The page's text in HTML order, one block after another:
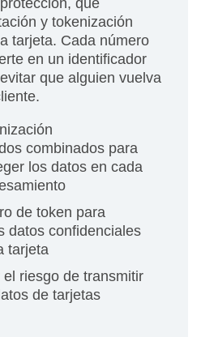
que
y tokenización
tarjeta. Cada número
en un identificador
que alguien vuelva
combinados para
los datos en cada
de token para
datos confidenciales
tarjeta
riesgo de transmitir
de tarjetas